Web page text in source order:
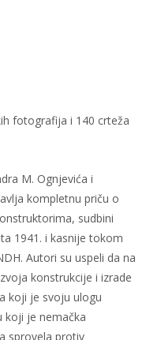
fotografija i 140 crteža
M. Ognjevića i
kompletnu priču o
sudbini
1941. i kasnije tokom
Autori su uspeli da na
konstrukcije i izrade
koji je svoju ulogu
koji je nemačka
sprovela protiv